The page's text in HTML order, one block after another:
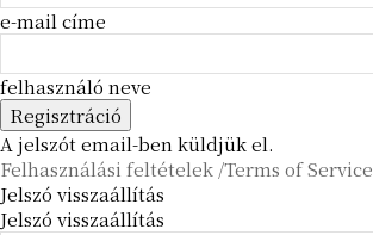
e-mail címe
felhasználó neve
A jelszót email-ben küldjük el.
Felhasználási feltételek /Terms of Service
Jelszó visszaállítás
Jelszó visszaállítás